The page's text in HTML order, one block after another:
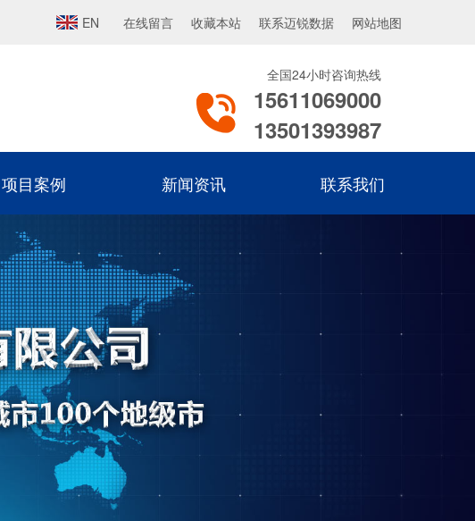
EN 在线留言 收藏本站 联系迈锐数据 网站地图
全国24小时咨询热线
15611069000
13501393987
项目案例 新闻资讯 联系我们